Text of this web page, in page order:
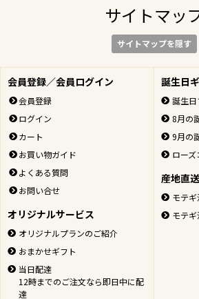
サイトマッ
サイトマップを隠す
会員登録／会員ログイン
会員登録
ログイン
カート
お買い物ガイド
よくある質問
お問い合せ
オリジナルサービス
オリジナルプランのご紹介
おまかせギフト
当日配達
12時までのご注文なら即日中に配
達
誕生日
誕生日
8月の
9月の
ロー
産地直
モテギ
モテギ